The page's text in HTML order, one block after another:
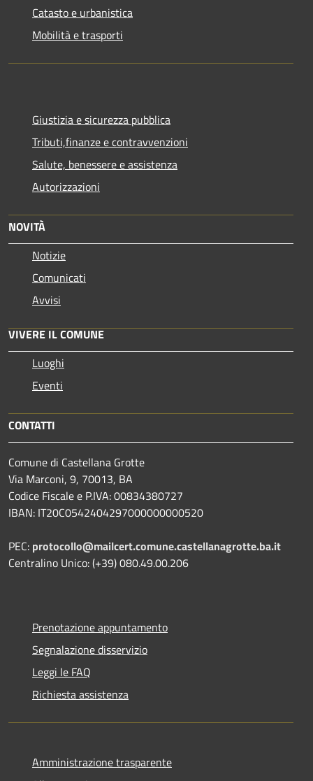
Catasto e urbanistica
Mobilità e trasporti
Giustizia e sicurezza pubblica
Tributi,finanze e contravvenzioni
Salute, benessere e assistenza
Autorizzazioni
NOVITÀ
Notizie
Comunicati
Avvisi
VIVERE IL COMUNE
Luoghi
Eventi
CONTATTI
Comune di Castellana Grotte
Via Marconi, 9, 70013, BA
Codice Fiscale e P.IVA: 00834380727
IBAN: IT20C0542404297000000000520
PEC: protocollo@mailcert.comune.castellanagrotte.ba.it
Centralino Unico: (+39) 080.49.00.206
Prenotazione appuntamento
Segnalazione disservizio
Leggi le FAQ
Richiesta assistenza
Amministrazione trasparente